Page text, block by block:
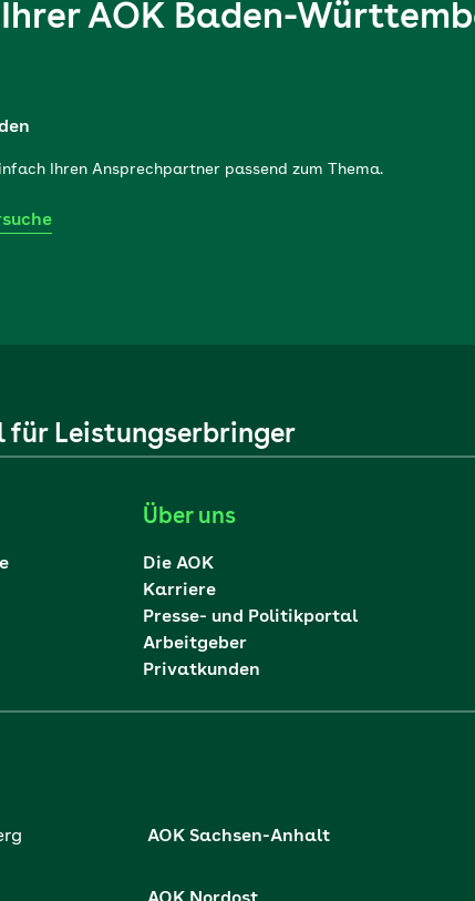
AOK Baden-
Ihren Ansprechpartner passend zum Thema.
für Leistungserbringer
Über uns
Die AOK
Karriere
Presse- und Politikportal
Arbeitgeber
Privatkunden
AOK Sachsen-Anhalt